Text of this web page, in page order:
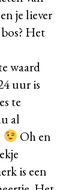
je liever
Het
waard
uur is
te
al
Oh en
is een